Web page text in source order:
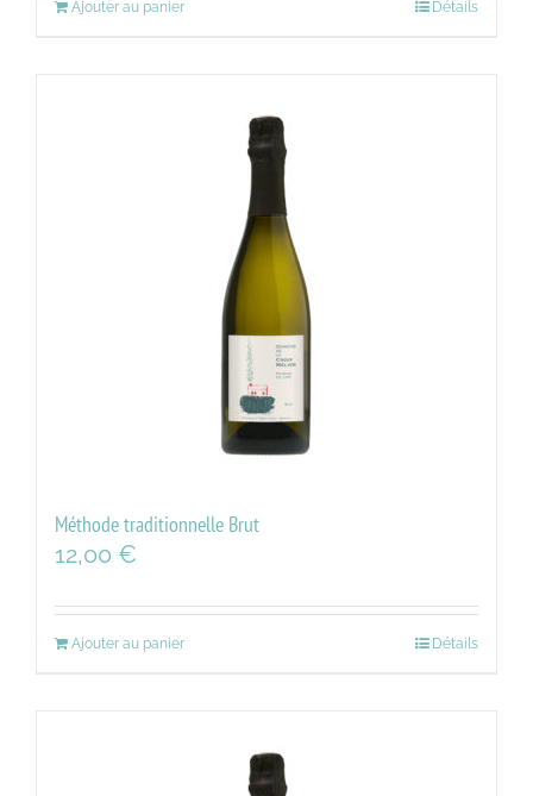
Ajouter au panier Détails
Méthode traditionnelle Brut
12,00 €
Ajouter au panier Détails